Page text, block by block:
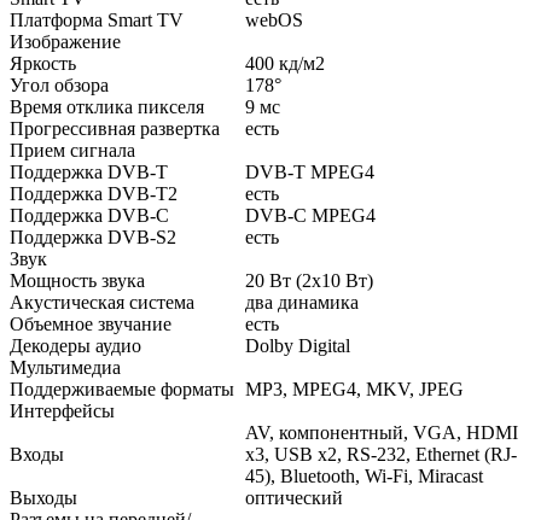
Платформа Smart TV
webOS
Изображение
Яркость
400 кд/м2
Угол обзора
178°
Время отклика пикселя
9 мс
Прогрессивная развертка
есть
Прием сигнала
Поддержка DVB-T
DVB-T MPEG4
Поддержка DVB-T2
есть
Поддержка DVB-C
DVB-C MPEG4
Поддержка DVB-S2
есть
Звук
Мощность звука
20 Вт (2х10 Вт)
Акустическая система
два динамика
Объемное звучание
есть
Декодеры аудио
Dolby Digital
Мультимедиа
Поддерживаемые форматы MP3, MPEG4, MKV, JPEG
Интерфейсы
Входы
AV, компонентный, VGA, HDMI
x3, USB x2, RS-232, Ethernet (RJ-
45), Bluetooth, Wi-Fi, Miracast
Выходы
оптический